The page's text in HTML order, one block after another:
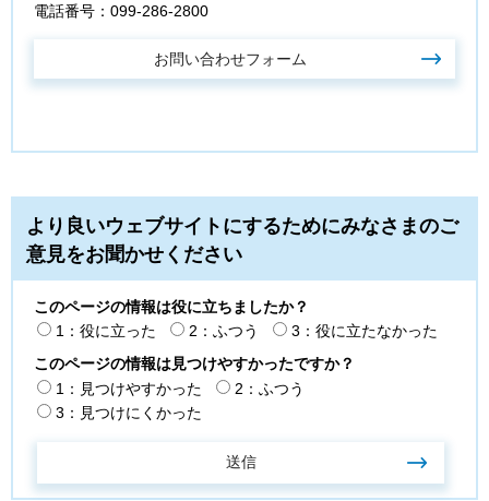
電話番号：099-286-2800
より良いウェブサイトにするためにみなさまのご
意見をお聞かせください
このページの情報は役に立ちましたか？
1：役に立った
2：ふつう
3：役に立たなかった
このページの情報は見つけやすかったですか？
1：見つけやすかった
2：ふつう
3：見つけにくかった